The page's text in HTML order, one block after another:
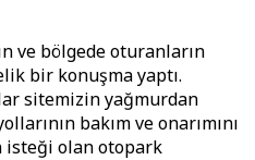
ve bölgede oturanların
bir konuşma yaptı.
sitemizin yağmurdan
bakım ve onarımını
isteği olan otopark